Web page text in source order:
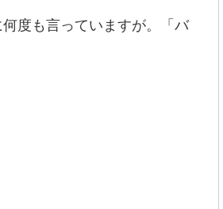
度も言っていますが。「バ